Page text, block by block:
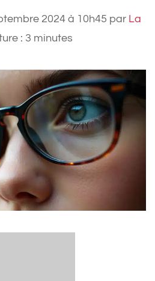
2024 à 10h45 par La
: 3 minutes